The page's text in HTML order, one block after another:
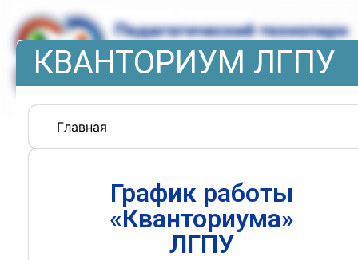
КВАНТОРИУМ ЛГПУ
Главная
График работы
«Кванториума»
ЛГПУ